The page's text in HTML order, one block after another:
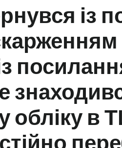
із
обліку в